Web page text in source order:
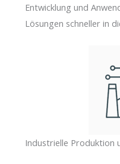
Entwicklung und
Lösungen schneller in
Industrielle Produktion